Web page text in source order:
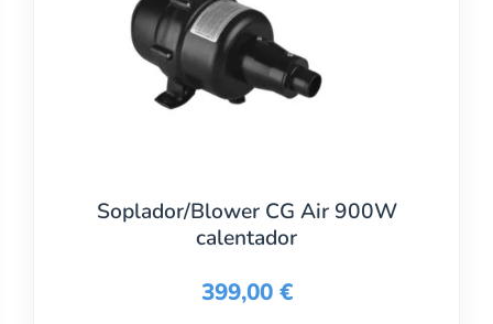
Soplador/Blower CG Air 900W
calentador
399,00 €